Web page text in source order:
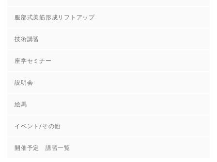
服部式美筋形成リフトアップ
技術講習
座学セミナー
説明会
絵馬
イベント/その他
開催予定 講習一覧